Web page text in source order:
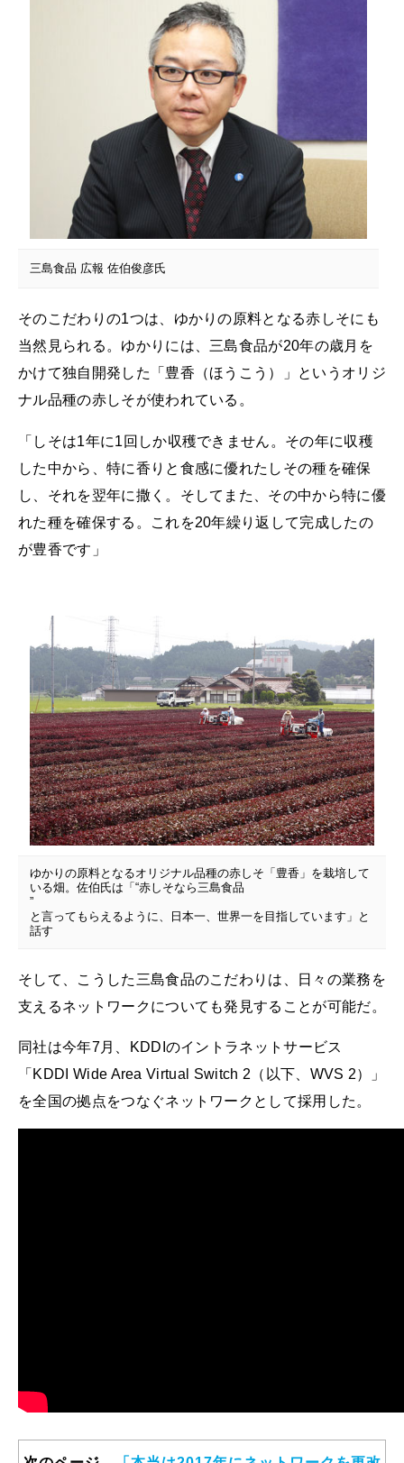
三島食品 広報 佐伯俊彦氏
そのこだわりの1つは、ゆかりの原料となる赤しそにも
当然見られる。ゆかりには、三島食品が20年の歳月を
かけて独自開発した「豊香（ほうこう）」というオリジ
ナル品種の赤しそが使われている。
「しそは1年に1回しか収穫できません。その年に収穫
した中から、特に香りと食感に優れたしその種を確保
し、それを翌年に撒く。そしてまた、その中から特に優
れた種を確保する。これを20年繰り返して完成したの
が豊香です」
ゆかりの原料となるオリジナル品種の赤しそ「豊香」を栽培して
いる畑。佐伯氏は「“赤しそなら三島食品
”
と言ってもらえるように、日本一、世界一を目指しています」と
話す
そして、こうした三島食品のこだわりは、日々の業務を
支えるネットワークについても発見することが可能だ。
同社は今年7月、KDDIのイントラネットサービス
「KDDI Wide Area Virtual Switch 2（以下、WVS 2）」
を全国の拠点をつなぐネットワークとして採用した。